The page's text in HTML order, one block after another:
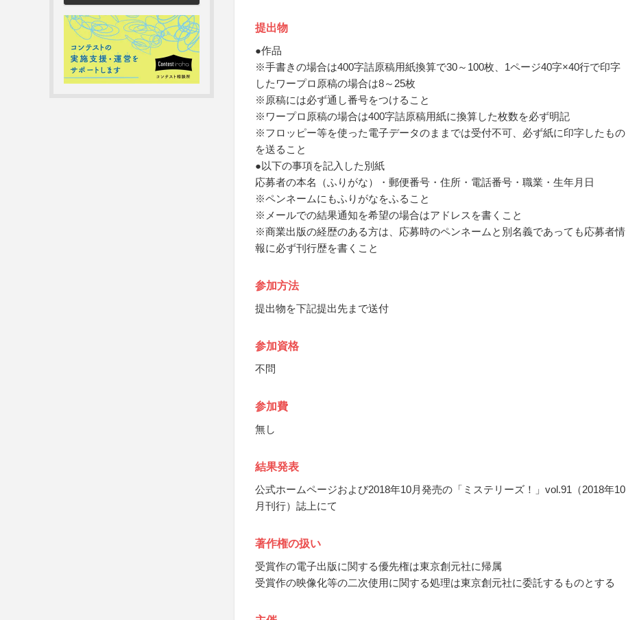
提出物
●作品
※手書きの場合は400字詰原稿用紙換算で30～100枚、1ページ40字×40行で印字
したワープロ原稿の場合は8～25枚
※原稿には必ず通し番号をつけること
※ワープロ原稿の場合は400字詰原稿用紙に換算した枚数を必ず明記
※フロッピー等を使った電子データのままでは受付不可、必ず紙に印字したもの
を送ること
●以下の事項を記入した別紙
応募者の本名（ふりがな）・郵便番号・住所・電話番号・職業・生年月日
※ペンネームにもふりがなをふること
※メールでの結果通知を希望の場合はアドレスを書くこと
※商業出版の経歴のある方は、応募時のペンネームと別名義であっても応募者情
報に必ず刊行歴を書くこと
参加方法
提出物を下記提出先まで送付
参加資格
不問
参加費
無し
結果発表
公式ホームページおよび2018年10月発売の「ミステリーズ！」vol.91（2018年10
月刊行）誌上にて
著作権の扱い
受賞作の電子出版に関する優先権は東京創元社に帰属
受賞作の映像化等の二次使用に関する処理は東京創元社に委託するものとする